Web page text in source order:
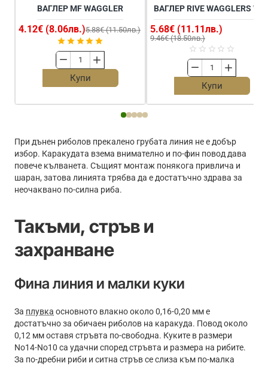
ВАГЛЕР MF WAGGLER
4.12€ (8.06лв.)5.88€ (11.50лв.)
Ваглер
Waggler
Купи
ВАГЛЕР RIVE WAGGLERS
5.68€ (11.11лв.)
9.46€ (18.50лв.)
Ваглер
RIVE
Wagglers
W26
Купи
При дънен риболов прекалено грубата линия не е добър
избор. Каракудата взема внимателно и по-фин повод дава
повече кълванета. Същият монтаж понякога привлича и
шаран, затова линията трябва да е достатъчно здрава за
неочаквано по-силна риба.
Такъми, стръв и
захранване
Фина линия и малки куки
За плувка основното влакно около 0,16-0,20 мм е
достатъчно за обичаен риболов на каракуда. Повод около
0,12 мм оставя стръвта по-свободна. Куките в размери
No14-No10 са удачни според стръвта и размера на рибите.
За по-дребни риби и ситна стръв се слиза към по-малка